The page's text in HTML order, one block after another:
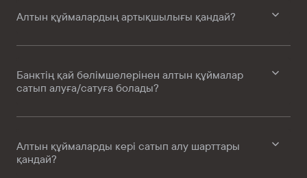
Алтын құймалардың артықшылығы қандай?
Банктің қай бөлімшелерінен алтын құймалар
сатып алуға/сатуға болады?
Алтын құймаларды кері сатып алу шарттары
қандай?